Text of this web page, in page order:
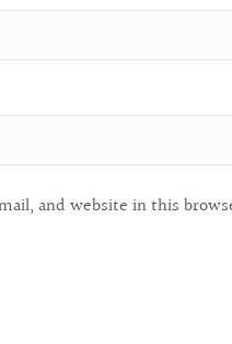
and website in this